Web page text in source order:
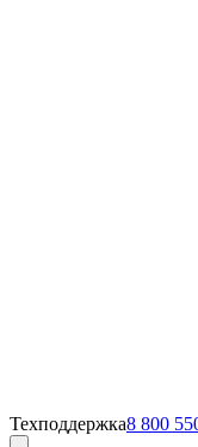
Техподдержка8 800